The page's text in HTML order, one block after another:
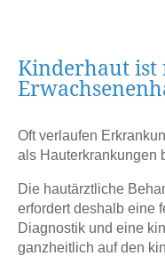
Kinderhaut ist
Oft verlaufen
als Hauterkrankungen
Die hautärztliche
erfordert deshalb eine
Diagnostik und eine
ganzheitlich auf den